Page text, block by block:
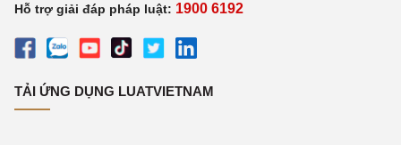
Hỗ trợ giải đáp pháp luật: 1900 6192
TẢI ỨNG DỤNG LUATVIETNAM